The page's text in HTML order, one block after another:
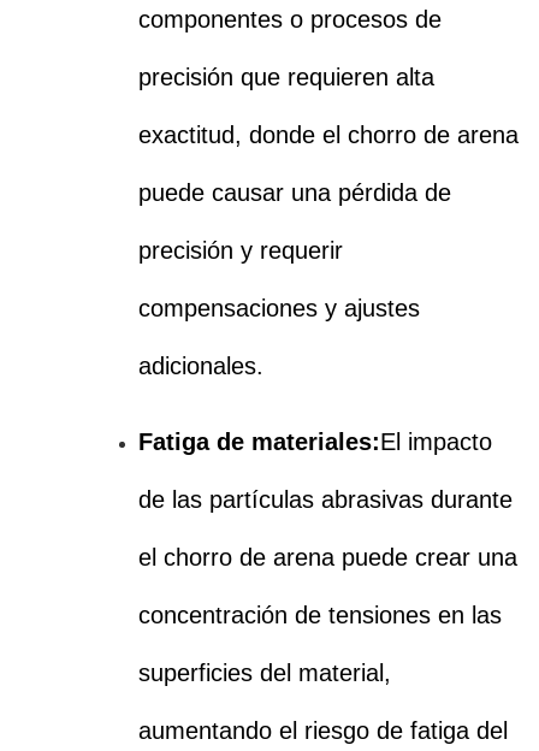
componentes o procesos de
precisión que requieren alta
exactitud, donde el chorro de arena
puede causar una pérdida de
precisión y requerir
compensaciones y ajustes
adicionales.
Fatiga de materiales:El impacto
de las partículas abrasivas durante
el chorro de arena puede crear una
concentración de tensiones en las
superficies del material,
aumentando el riesgo de fatiga del